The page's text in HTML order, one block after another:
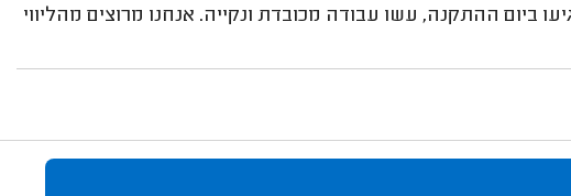
ביום ההתקנה, עשו עבודה מכובדת ונקייה. אנחנו מרוצים מהליווי